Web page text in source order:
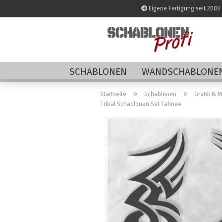
Eigene Fertigung seit 2003
SCHABLONEN
Startseite » Schablonen » Grafik &
Tribal Schablonen Set Tahnee